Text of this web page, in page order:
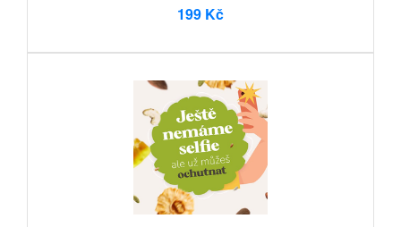
199 Kč